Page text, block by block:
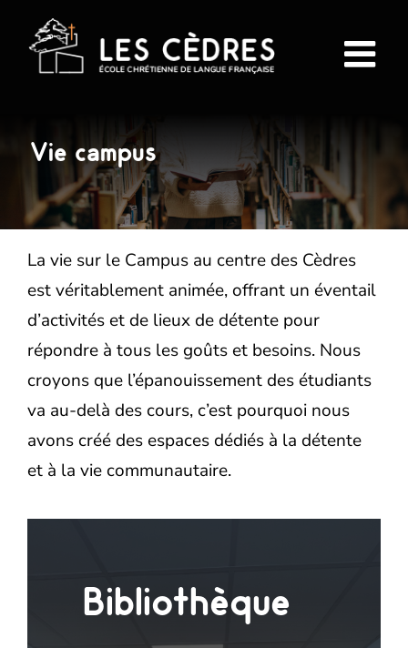
contenu
Vie campus
La vie sur le Campus au centre des Cèdres
est véritablement animée, offrant un éventail
d’activités et de lieux de détente pour
répondre à tous les goûts et besoins. Nous
croyons que l’épanouissement des étudiants
va au-delà des cours, c’est pourquoi nous
avons créé des espaces dédiés à la détente
et à la vie communautaire.
Bibliothèque